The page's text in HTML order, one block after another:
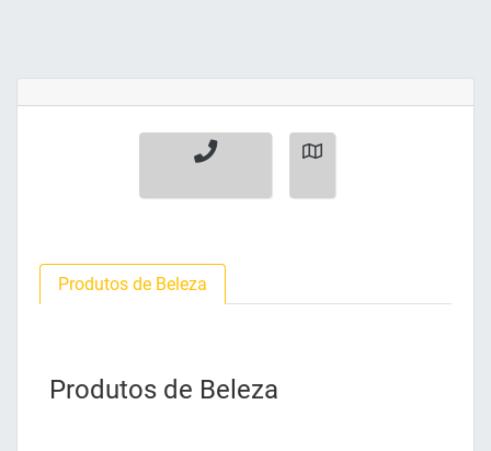
Produtos de Beleza
Produtos de Beleza